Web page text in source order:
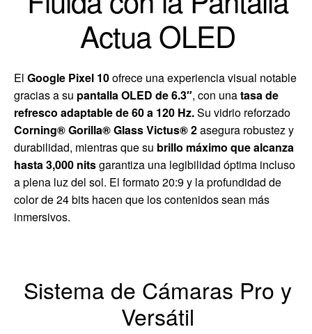
Actua OLED
El Google Pixel 10ofrece una experiencia visual notable
gracias a su pantalla OLED de 6.3″, con unatasa de
refresco adaptable de 60 a 120 Hz.Su vidrio reforzado
Corning® Gorilla® Glass Victus® 2asegura robustez y
durabilidad, mientras que su brillo máximo que alcanza
hasta 3,000 nitsgarantiza una legibilidad óptima incluso
a plena luz del sol. El formato 20:9 y la profundidad de
color de 24 bits hacen que los contenidos sean más
inmersivos.
Sistema de Cámaras Pro y
Versátil